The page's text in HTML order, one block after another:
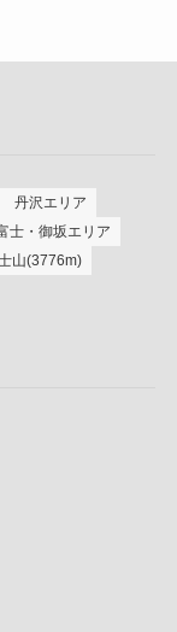
丹沢エリア
士・御坂エリア
山(3776m)